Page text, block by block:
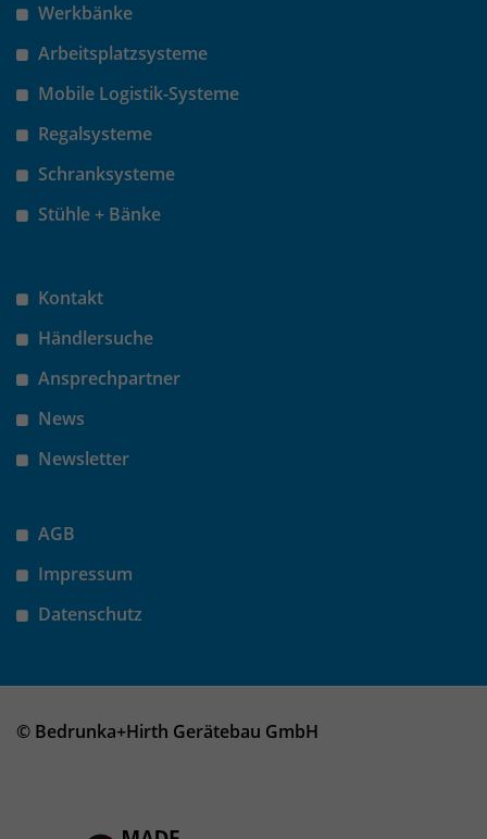
Werkbänke
Arbeitsplatzsysteme
Mobile Logistik-Systeme
Regalsysteme
Schranksysteme
Stühle + Bänke
Kontakt
Händlersuche
Ansprechpartner
News
Newsletter
AGB
Impressum
Datenschutz
© Bedrunka+Hirth Gerätebau GmbH